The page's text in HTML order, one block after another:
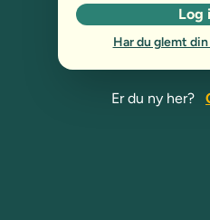
Log
Har du glemt
Er du ny her?